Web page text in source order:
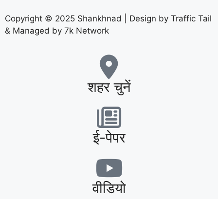
Copyright © 2025 Shankhnad | Design by Traffic Tail
& Managed by 7k Network
शहर चुनें
ई-पेपर
वीडियो